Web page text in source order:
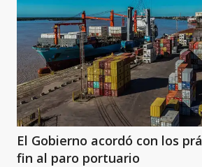
El Gobierno acordó con los
fin al paro portuario